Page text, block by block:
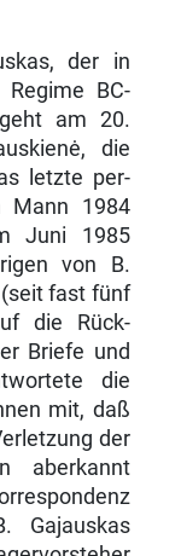
der in
BC-
am 20.
die
letzte per­
Mann 1984
Juni 1985
von B.
fast fünf
die Rück­
Briefe und
die
mit, daß
der
aberkannt
Gajauskas